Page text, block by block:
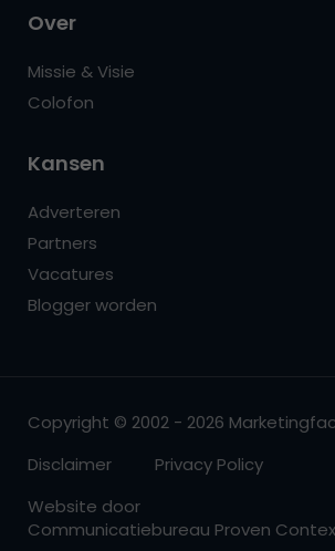
Over
Missie & Visie
Colofon
Kansen
Adverteren
Partners
Vacatures
Blogger worden
Copyright © 2002 - 2026
Disclaimer
Privacy Policy
Website door
Communicatiebureau Proven